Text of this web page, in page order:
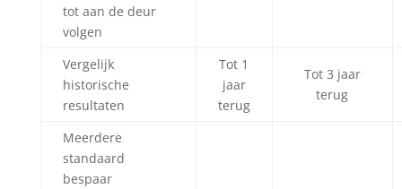
tot aan de deur
volgen
Vergelijk
historische
resultaten
Tot 1
jaar
terug
Tot 3 jaar
terug
Meerdere
standaard
bespaar